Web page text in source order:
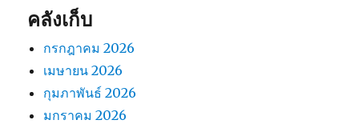
คลังเก็บ
กรกฎาคม 2026
เมษายน 2026
กุมภาพันธ์ 2026
มกราคม 2026